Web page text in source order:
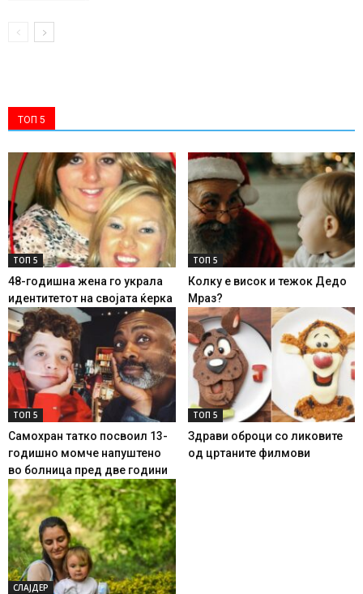
ТОП 5
ТОП 5
48-годишна жена го украла
идентитетот на својата ќерка
ТОП 5
Колку е висок и тежок Дедо
Мраз?
ТОП 5
Самохран татко посвоил 13-
годишно момче напуштено
во болница пред две години
ТОП 5
Здрави оброци со ликовите
од цртаните филмови
СЛАЈДЕР